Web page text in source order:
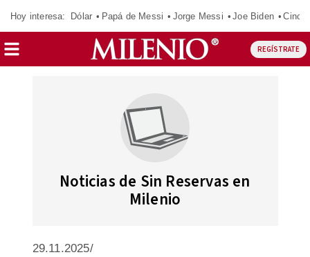
Hoy interesa: Dólar Papá de Messi Jorge Messi Joe Biden
REGÍSTRATE
Noticias de Sin Reservas en
Milenio
29.11.2025/